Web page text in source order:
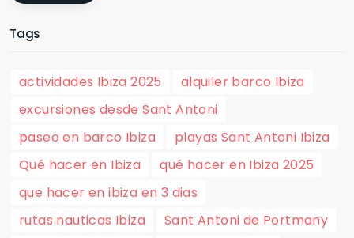
Tags
actividades Ibiza 2025
alquiler barco Ibiza
excursiones desde Sant Antoni
paseo en barco Ibiza
playas Sant Antoni Ibiza
Qué hacer en Ibiza
qué hacer en Ibiza 2025
que hacer en ibiza en 3 dias
rutas nauticas Ibiza
Sant Antoni de Portmany